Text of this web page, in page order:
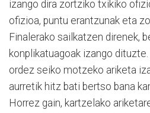
izango dira zortziko txikiko
ofizioa, puntu erantzunak eta
Finalerako sailkatzen direnek,
konplikatuagoak izango
ordez seiko motzeko ariketa
aurretik hitz bati bertso bana
Horrez gain, kartzelako